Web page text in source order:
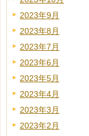
2023年9月
2023年8月
2023年7月
2023年6月
2023年5月
2023年4月
2023年3月
2023年2月